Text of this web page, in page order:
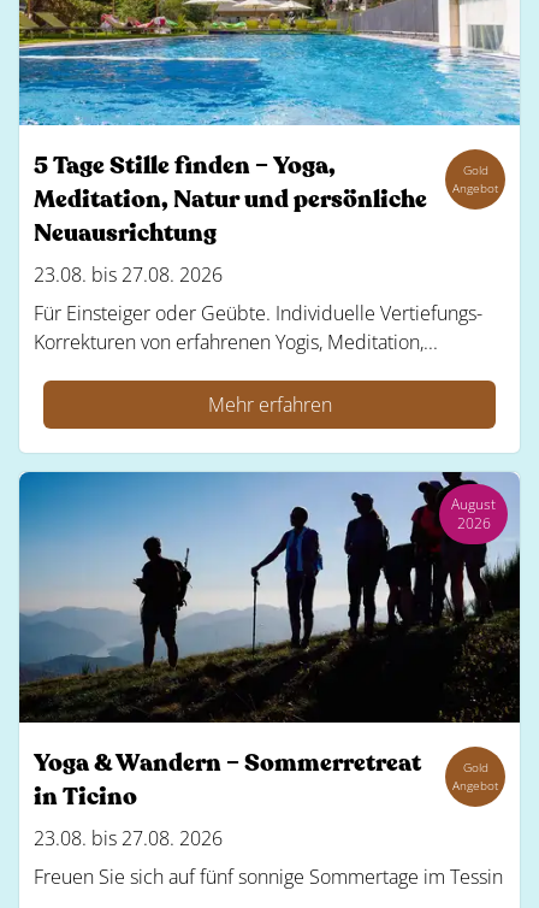
5 Tage Stille finden – Yoga,
Meditation, Natur und persönliche
Neuausrichtung
Gold
Angebot
23.08. bis 27.08. 2026
Für Einsteiger oder Geübte. Individuelle Vertiefungs-
Korrekturen von erfahrenen Yogis, Meditation,...
Mehr erfahren
August
2026
Yoga & Wandern – Sommerretreat
in Ticino
Gold
Angebot
23.08. bis 27.08. 2026
Freuen Sie sich auf fünf sonnige Sommertage im Tessin